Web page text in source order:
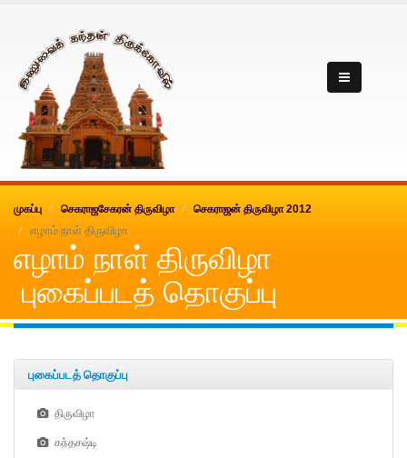
முகப்பு செகராஜசேகரன் திருவிழா செகராஜன் திருவிழா 2012
எழாம் நாள் திருவிழா
எழாம் நாள் திருவிழா
புகைப்படத் தொகுப்பு
புகைப்படத் தொகுப்பு
திருவிழா
கந்தசஷ்டி